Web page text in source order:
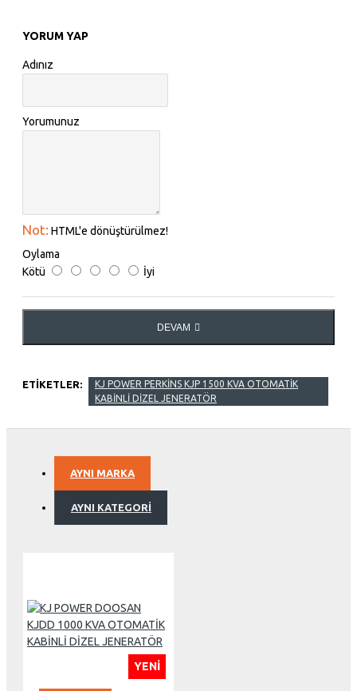
YORUM YAP
Adınız
Yorumunuz
Not: HTML'e dönüştürülmez!
Oylama
Kötü
İyi
DEVAM
ETIKETLER:
KJ POWER PERKİNS KJP 1500 KVA OTOMATİK
KABİNLİ DİZEL JENERATÖR
AYNI MARKA
AYNI KATEGORI
YENI